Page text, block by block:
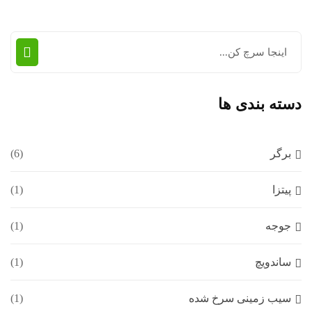
دسته بندی ها
برگر (6)
پیتزا (1)
جوجه (1)
ساندویچ (1)
سیب زمینی سرخ شده (1)